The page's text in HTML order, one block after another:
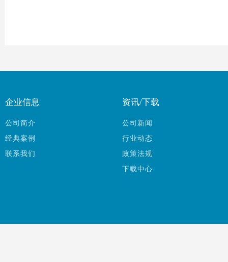
企业信息
公司简介
经典案例
联系我们
资讯/下载
公司新闻
行业动态
政策法规
下载中心